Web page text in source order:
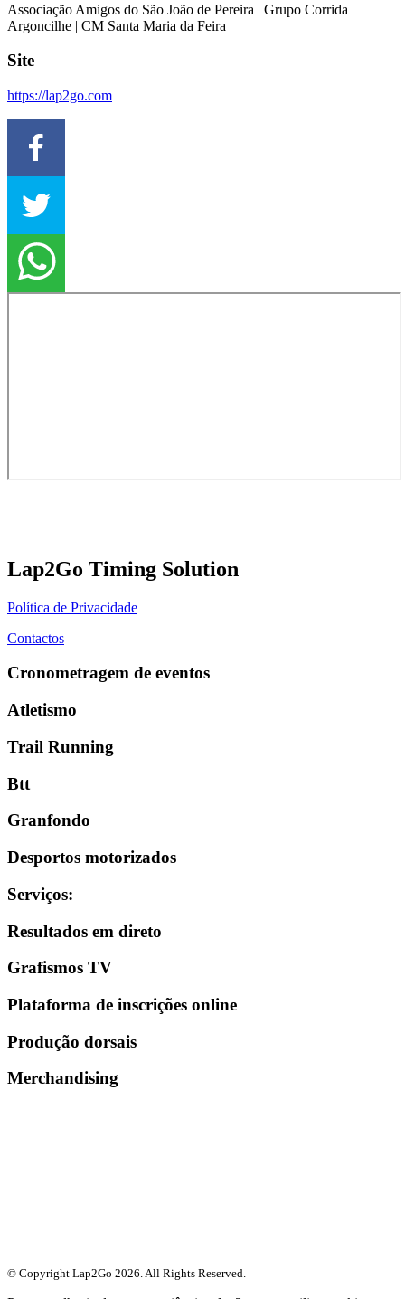
Associação Amigos do São João de Pereira | Grupo Corrida
Argoncilhe | CM Santa Maria da Feira
Site
https://lap2go.com
Lap2Go Timing Solution
Política de Privacidade
Contactos
Cronometragem de eventos
Atletismo
Trail Running
Btt
Granfondo
Desportos motorizados
Serviços:
Resultados em direto
Grafismos TV
Plataforma de inscrições online
Produção dorsais
Merchandising
© Copyright Lap2Go 2026. All Rights Reserved.